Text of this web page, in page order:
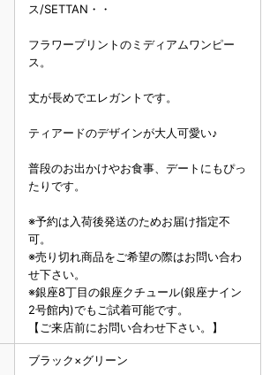
ス/SETTAN・・
フラワープリントのミディアムワンピー
ス。
丈が長めでエレガントです。
ティアードのデザインが大人可愛い♪
普段のお出かけやお食事、デートにもぴっ
たりです。
※予約は入荷後発送のためお届け指定不
可。
※売り切れ商品をご希望の際はお問い合わ
せ下さい。
※銀座8丁目の銀座クチュール(銀座ナイン
2号館内)でもご試着可能です。
【ご来店前にお問い合わせ下さい。】
ブラック×グリーン